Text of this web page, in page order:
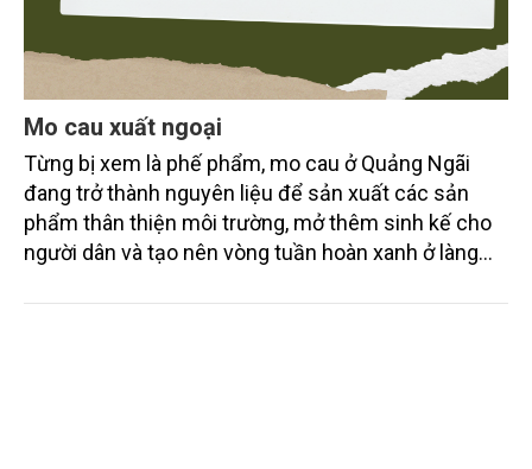
Mo cau xuất ngoại
Từng bị xem là phế phẩm, mo cau ở Quảng Ngãi
đang trở thành nguyên liệu để sản xuất các sản
phẩm thân thiện môi trường, mở thêm sinh kế cho
người dân và tạo nên vòng tuần hoàn xanh ở làng
chén, dĩa... từ mo cau đã được thị trường trong nước